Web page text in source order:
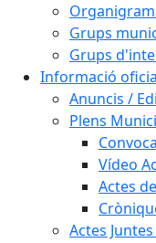
Grups
Grups
Informació
Anuncis /
Plens
Vídeo
Actes
Actes